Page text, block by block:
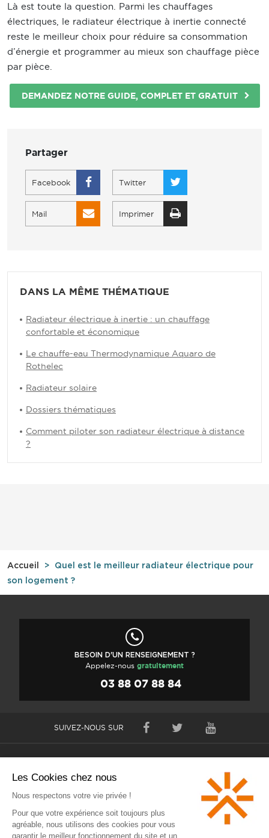
DANS LA MÊME THÉMATIQUE
Radiateur électrique à inertie : un chauffage
confortable et économique
Le chauffe-eau Thermodynamique Aquaro de
Rothelec
Radiateur solaire
Dossiers thématiques
Comment piloter son radiateur électrique à distance
?
Là est toute la question. Parmi les chauffages
électriques, le radiateur électrique à inertie connecté
reste le meilleur choix pour réduire sa consommation
d’énergie et programmer au mieux son chauffage pièce
par pièce.
DEMANDEZ NOTRE GUIDE, COMPLET ET GRATUIT
Partager
Facebook Twitter
Mail Imprimer
Accueil
Quel est le meilleur radiateur électrique pour
son logement ?
BESOIN D'UN RENSEIGNEMENT ?
Appelez-nous gratuitement
03 88 07 88 84
SUIVEZ-NOUS SUR
S'informer
Rothelec